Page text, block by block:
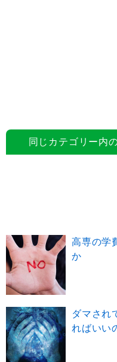
同じカテゴリー内
高専の学
か
ダマされ
ればいい